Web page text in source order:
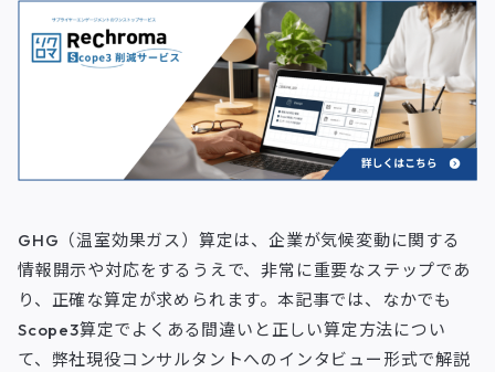
o
r
GHG（温室効果ガス）算定は、企業が気候変動に関する
情報開示や対応をするうえで、非常に重要なステップであ
り、正確な算定が求められます。本記事では、なかでも
Scope3算定でよくある間違いと正しい算定方法につい
て、弊社現役コンサルタントへのインタビュー形式で解説